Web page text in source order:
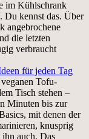
im Kühlschrank
Du kennst das. Über
angebrochene
die letzten
verbraucht
für jeden Tag
Tofu-
Tisch stehen –
Minuten bis zur
mit denen der
knusprig
ihn auch. Das